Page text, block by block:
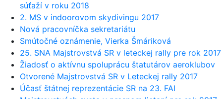
súťaží v roku 2018
2. MS v indoorovom skydivingu 2017
Nová pracovníčka sekretariátu
Smútočné oznámenie, Vierka Šmáriková
25. SNA Majstrovstvá SR v leteckej rally pre rok 2017
Žiadosť o aktívnu spoluprácu štatutárov aeroklubov
Otvorené Majstrovstvá SR v Leteckej rally 2017
Účasť štátnej reprezentácie SR na 23. FAI